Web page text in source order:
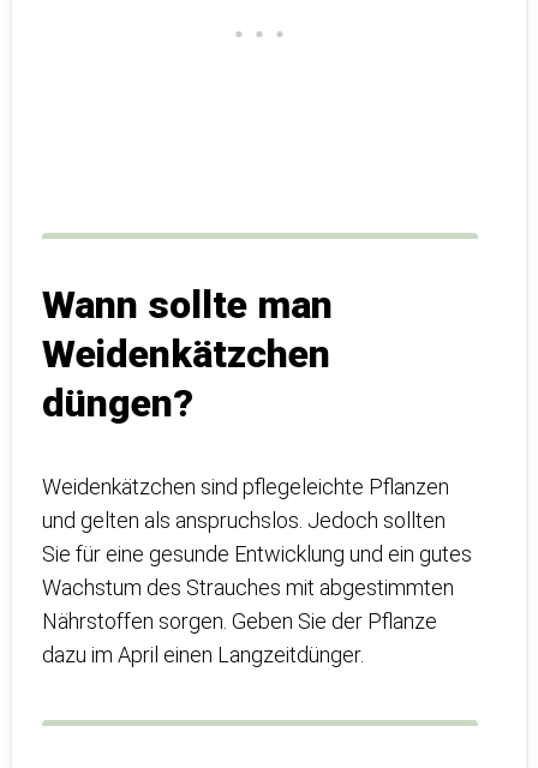
Wann sollte man
Weidenkätzchen
düngen?
Weidenkätzchen sind pflegeleichte Pflanzen
und gelten als anspruchslos. Jedoch sollten
Sie für eine gesunde Entwicklung und ein gutes
Wachstum des Strauches mit abgestimmten
Nährstoffen sorgen. Geben Sie der Pflanze
dazu im April einen Langzeitdünger.